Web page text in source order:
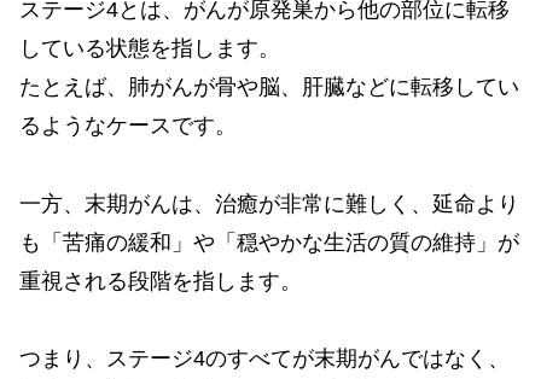
ステージ4とは、がんが原発巣から他の部位に転移
している状態を指します。
たとえば、肺がんが骨や脳、肝臓などに転移してい
るようなケースです。
一方、末期がんは、治癒が非常に難しく、延命より
も「苦痛の緩和」や「穏やかな生活の質の維持」が
重視される段階を指します。
つまり、ステージ4のすべてが末期がんではなく、